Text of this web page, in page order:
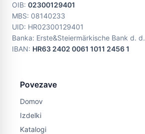
OIB: 02300129401
MBS: 08140233
UID: HR02300129401
Banka: Erste&Steiermärkische Bank d. d.
IBAN: HR63 2402 0061 1011 2456 1
Povezave
Domov
Izdelki
Katalogi